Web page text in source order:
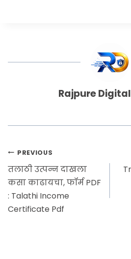
Rajpure
PREVIOUS
तलाठी उत्पन्न दाखला
कसा काढायचा, फॉर्म PDF
: Talathi Income
Certificate Pdf